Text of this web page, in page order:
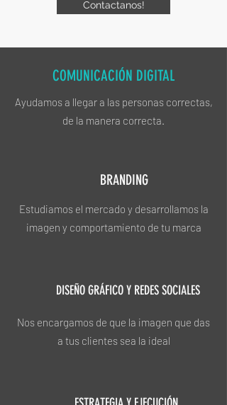
Contactanos!
COMUNICACIÓN DIGITAL
Ayudamos a llegar a las personas correctas,
de la manera correcta.
BRANDING
Estudiamos el mercado y desarrollamos la
imagen y comportamiento de tu marca
DISEÑO GRÁFICO Y REDES SOCIALES
Nos encargamos de que la imagen que das
a tus clientes sea la ideal